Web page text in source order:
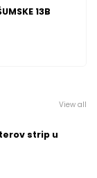
13B
View all
strip u